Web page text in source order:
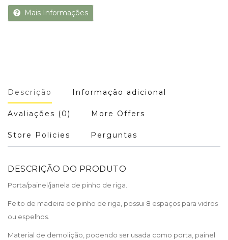
Mais Informações
Descrição Informação adicional
Avaliações (0) More Offers
Store Policies Perguntas
DESCRIÇÃO DO PRODUTO
Porta/painel/janela de pinho de riga.
Feito de madeira de pinho de riga, possui 8 espaços para vidros
ou espelhos.
Material de demolição, podendo ser usada como porta, painel